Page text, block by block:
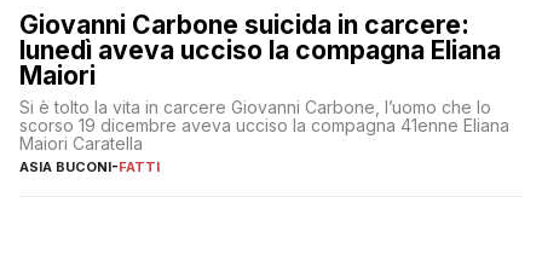
Giovanni Carbone suicida in carcere:
lunedì aveva ucciso la compagna Eliana
Maiori
Si è tolto la vita in carcere Giovanni Carbone, l’uomo che lo
scorso 19 dicembre aveva ucciso la compagna 41enne Eliana
Maiori Caratella
ASIA BUCONI-FATTI